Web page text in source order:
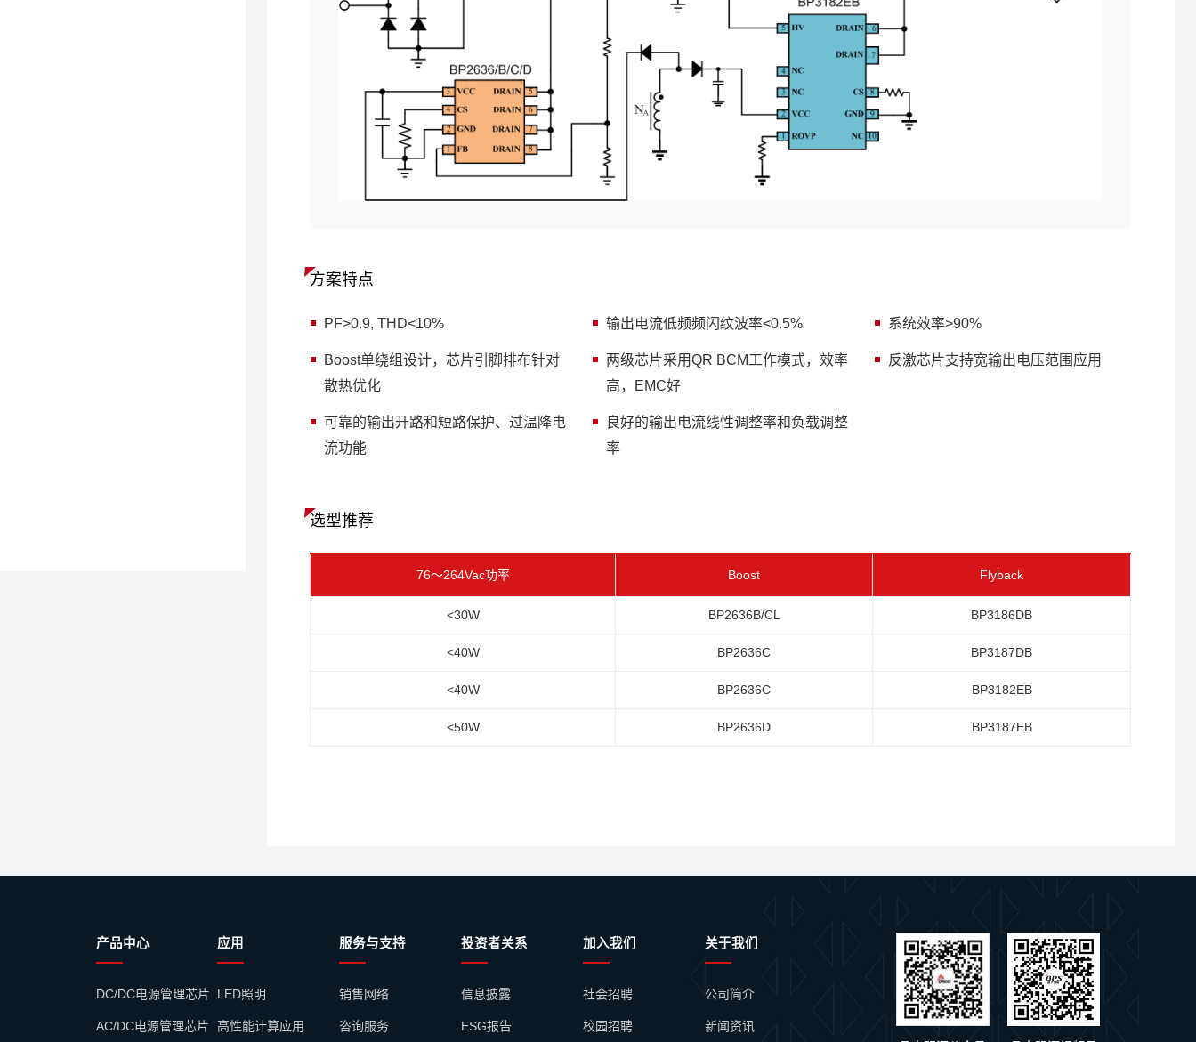
方案特点
PF>0.9, THD<10% 输出电流低频频闪纹波率<0.5% 系统效率>90%
Boost单绕组设计，芯片引脚排布针对
散热优化
两级芯片采用QR BCM工作模式，效率
高，EMC好
反激芯片支持宽输出电压范围应用
可靠的输出开路和短路保护、过温降电
流功能
良好的输出电流线性调整率和负载调整
率
选型推荐
76～264Vac功率 Boost Flyback
<30W BP2636B/CL BP3186DB
<40W BP2636C BP3187DB
<40W BP2636C BP3182EB
<50W BP2636D BP3187EB
产品中心
DC/DC电源管理芯片
AC/DC电源管理芯片
应用
LED照明
高性能计算应用
服务与支持
销售网络
咨询服务
投资者关系
信息披露
ESG报告
加入我们
社会招聘
校园招聘
关于我们
公司简介
新闻资讯